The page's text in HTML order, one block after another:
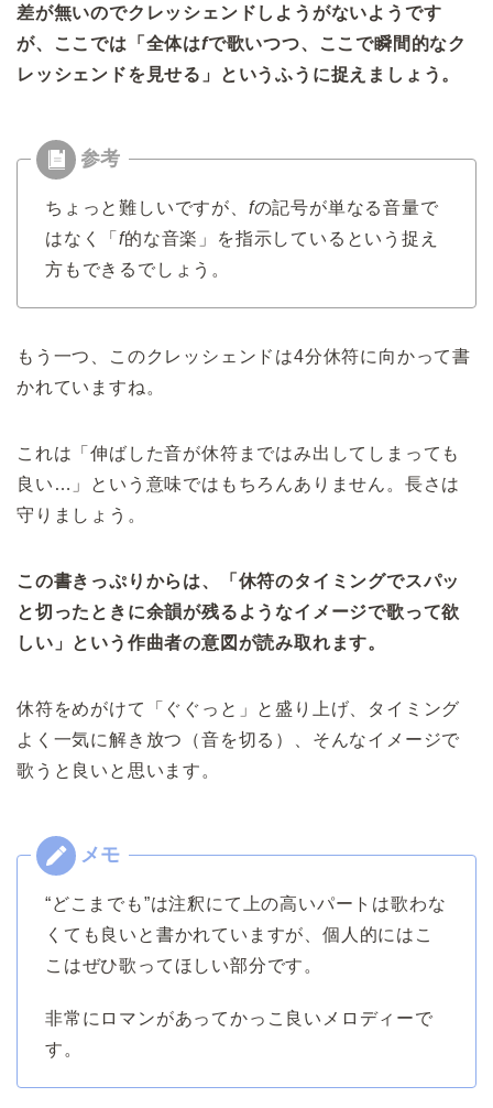
差が無いのでクレッシェンドしようがないようです
が、ここでは「全体はfで歌いつつ、ここで瞬間的なク
レッシェンドを見せる」というふうに捉えましょう。
ちょっと難しいですが、 fの記号が単なる音量で
はなく「f的な音楽」を指示しているという捉え
方もできるでしょう。
もう一つ、このクレッシェンドは4分休符に向かって書
かれていますね。
これは「伸ばした音が休符まではみ出してしまっても
良い…」という意味ではもちろんありません。長さは
守りましょう。
この書きっぷりからは、「休符のタイミングでスパッ
と切ったときに余韻が残るようなイメージで歌って欲
しい」という作曲者の意図が読み取れます。
休符をめがけて「ぐぐっと」と盛り上げ、タイミング
よく一気に解き放つ（音を切る）、そんなイメージで
歌うと良いと思います。
“どこまでも”は注釈にて上の高いパートは歌わな
くても良いと書かれていますが、個人的にはこ
こはぜひ歌ってほしい部分です。
非常にロマンがあってかっこ良いメロディーで
す。